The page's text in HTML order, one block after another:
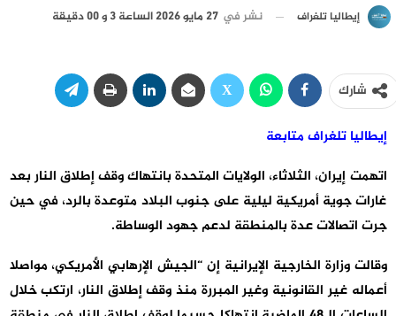
إيطاليا تلغراف نشر في 27 مايو 2026 الساعة 3 و 00 دقيقة
شارك
إيطاليا تلغراف متابعة
اتهمت إيران، الثلاثاء، الولايات المتحدة بانتهاك وقف إطلاق النار بعد
غارات جوية أمريكية ليلية على جنوب البلاد متوعدة بالرد، في حين
جرت اتصالات عدة بالمنطقة لدعم جهود الوساطة.
وقالت وزارة الخارجية الإيرانية إن “الجيش الإرهابي الأمريكي، مواصلا
أعماله غير القانونية وغير المبررة منذ وقف إطلاق النار، ارتكب خلال